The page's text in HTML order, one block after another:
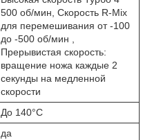
500 об/мин, Скорость R-Mix
для перемешивания от -100
до -500 об/мин ,
Прерывистая скорость:
вращение ножа каждые 2
секунды на медленной
скорости
До 140°C
да